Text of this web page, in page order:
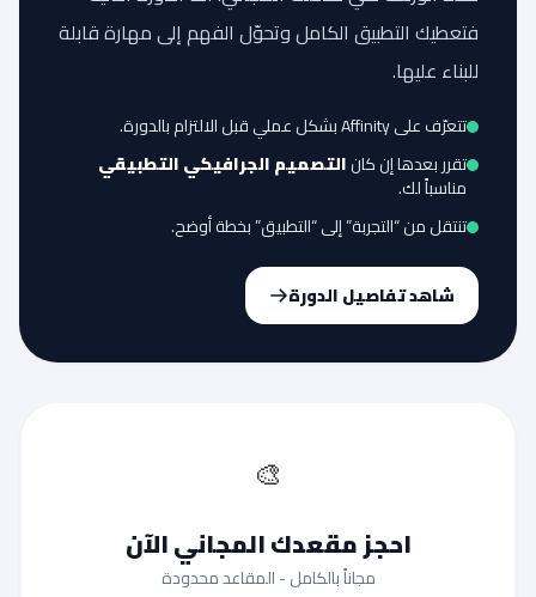
فتعطيك التطبيق الكامل وتحوّل الفهم إلى مهارة قابلة
للبناء عليها.
تتعرّف على Affinity بشكل عملي قبل الالتزام بالدورة.
تقرر بعدها إن كانالتصميم الجرافيكي التطبيقي
مناسباً لك.
تنتقل من “التجربة” إلى “التطبيق” بخطة أوضح.
شاهد تفاصيل الدورة
🎨
احجز مقعدك المجاني الآن
مجاناً بالكامل - المقاعد محدودة